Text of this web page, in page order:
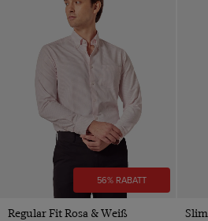
56% RABATT
Regular Fit Rosa & Weiß